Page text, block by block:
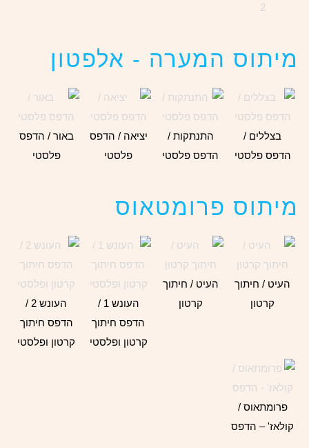
מיתוס המערה - אלפטון
בצללים /
הדפס פלסטי
התנתקות /
הדפס פלסטי
יציאה / הדפס
פלסטי
באור / הדפס
פלסטי
מיתוס פרומטאוס
העיט / חיתוך
קרטון
העיט / חיתוך
קרטון
העונש 1 /
הדפס חיתוך
קרטון ופלסטי
העונש 2 /
הדפס חיתוך
קרטון ופלסטי
פרומתאוס /
קולאז' – הדפס